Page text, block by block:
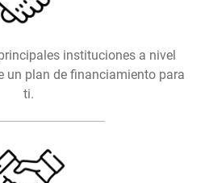
instituciones a nivel
un plan de financiamiento para
ti.